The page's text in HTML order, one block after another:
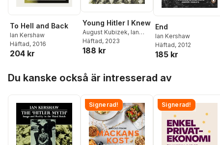
To Hell and Back
Ian Kershaw
Häftad, 2016
204 kr
Young Hitler I Knew
August Kubizek, Ian
Kershaw
Häftad, 2023
188 kr
End
Ian Kershaw
Häftad, 2012
185 kr
Du kanske också är intresserad av
Signerad! Signerad!